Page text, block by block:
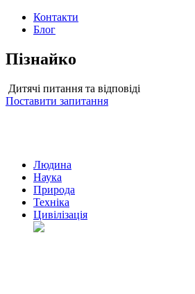
Контакти
Блог
Пізнайко
Дитячі питання та відповіді
Поставити запитання
Людина
Наука
Природа
Техніка
Цивілізація